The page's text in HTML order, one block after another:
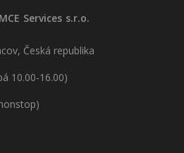
Services s.r.o.
Česká republika
10.00-16.00)